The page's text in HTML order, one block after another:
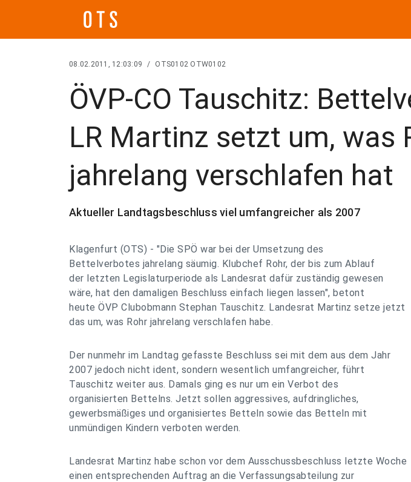
08.02.2011, 12:03:09 / OTS0102 OTW0102
ÖVP-CO Tauschitz:
LR Martinz setzt um, was
jahrelang verschlafen hat
Aktueller Landtagsbeschluss viel umfangreicher als 2007
Klagenfurt (OTS) - "Die SPÖ war bei der Umsetzung des
Bettelverbotes jahrelang säumig. Klubchef Rohr, der bis zum Ablauf
der letzten Legislaturperiode als Landesrat dafür zuständig gewesen
wäre, hat den damaligen Beschluss einfach liegen lassen", betont
heute ÖVP Clubobmann Stephan Tauschitz. Landesrat Martinz setze jetzt
das um, was Rohr jahrelang verschlafen habe.
Der nunmehr im Landtag gefasste Beschluss sei mit dem aus dem Jahr
2007 jedoch nicht ident, sondern wesentlich umfangreicher, führt
Tauschitz weiter aus. Damals ging es nur um ein Verbot des
organisierten Bettelns. Jetzt sollen aggressives, aufdringliches,
gewerbsmäßiges und organisiertes Betteln sowie das Betteln mit
unmündigen Kindern verboten werden.
Landesrat Martinz habe schon vor dem Ausschussbeschluss letzte Woche
einen entsprechenden Auftrag an die Verfassungsabteilung zur